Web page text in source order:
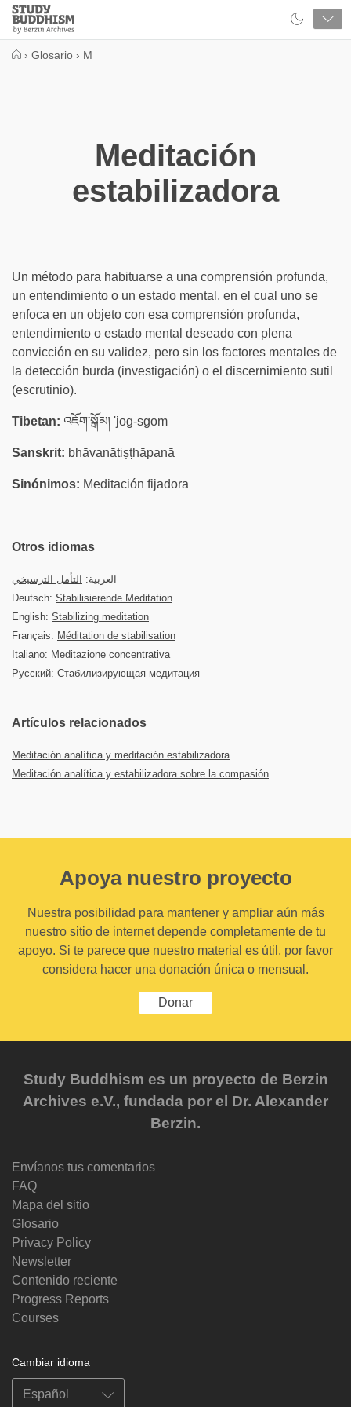
Close
Study
Buddhism
› Glosario › M
Meditación
estabilizadora
Un método para habituarse a una comprensión profunda,
un entendimiento o un estado mental, en el cual uno se
enfoca en un objeto con esa comprensión profunda,
entendimiento o estado mental deseado con plena
convicción en su validez, pero sin los factores mentales de
la detección burda (investigación) o el discernimiento sutil
(escrutinio).
Tibetan: འཇོག་སྒོམ། 'jog-sgom
Sanskrit: bhāvanātiṣṭhāpanā
Sinónimos: Meditación fijadora
Otros idiomas
العربية:
التأمل الترسيخي
Deutsch: Stabilisierende Meditation
English: Stabilizing meditation
Français: Méditation de stabilisation
Italiano: Meditazione concentrativa
Русский: Стабилизирующая медитация
Artículos relacionados
Meditación analítica y meditación estabilizadora
Meditación analítica y estabilizadora sobre la compasión
Apoya nuestro proyecto
Nuestra posibilidad para mantener y ampliar aún más
nuestro sitio de internet depende completamente de tu
apoyo. Si te parece que nuestro material es útil, por favor
considera hacer una donación única o mensual.
Donar
Study Buddhism es un proyecto de Berzin
Archives e.V., fundada por el Dr. Alexander
Berzin.
Envíanos tus comentarios
FAQ
Mapa del sitio
Glosario
Privacy Policy
Newsletter
Contenido reciente
Progress Reports
Courses
Cambiar idioma